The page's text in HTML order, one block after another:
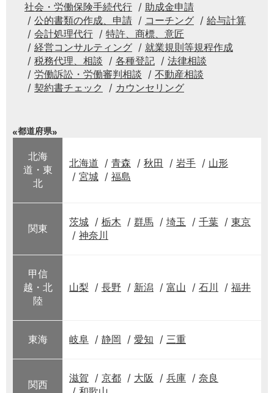
社会・労働保険手続代行
助成金申請
公的書類の作成、申請
コーチング
給与計算
会計処理代行
特許、商標、意匠
経営コンサルティング
就業規則等規程作成
税務代理、相談
各種登記
法律相談
労働訴訟・労働審判相談
不動産相談
契約書チェック
カウンセリング
都道府県
北海
道・東
北
北海道 青森 秋田 岩手
山形
宮城
福島
関東
茨城 栃木 群馬 埼玉 千葉
東京
神奈川
甲信
越・北
陸
山梨 長野 新潟 富山 石川 福井
東海 岐阜 静岡 愛知 三重
関西
滋賀 京都 大阪 兵庫
奈良